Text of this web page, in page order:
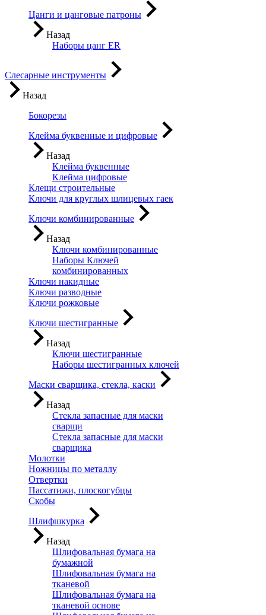
Цанги и цанговые патроны
Назад
Наборы цанг ER
Слесарные инструменты
Назад
Бокорезы
Клейма буквенные и цифровые
Назад
Клейма буквенные
Клейма цифровые
Клещи строительные
Ключи для круглых шлицевых гаек
Ключи комбинированные
Назад
Ключи комбинированные
Наборы Ключей
комбинированных
Ключи накидные
Ключи разводные
Ключи рожковые
Ключи шестигранные
Назад
Ключи шестигранные
Наборы шестигранных ключей
Маски сварщика, стекла, каски
Назад
Стекла запасные для маски
сварщи
Стекла запасные для маски
сварщика
Молотки
Ножницы по металлу
Отвертки
Пассатижи, плоскогубцы
Скобы
Шлифшкурка
Назад
Шлифовальная бумага на
бумажной
Шлифовальная бумага на
тканевой
Шлифовальная бумага на
тканевой основе